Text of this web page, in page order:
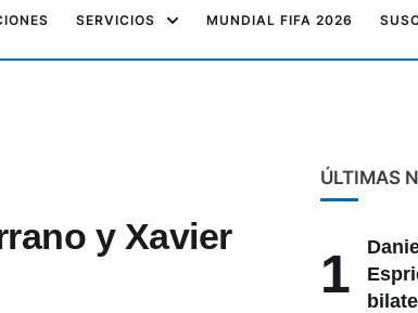
SERVICIOS MUNDIAL FIFA 2026
y Xavier
ÚLTIMAS
1